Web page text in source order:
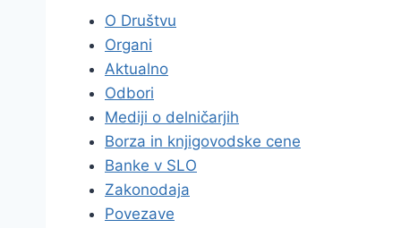
O Društvu
Organi
Aktualno
Odbori
Mediji o delničarjih
Borza in knjigovodske cene
Banke v SLO
Zakonodaja
Povezave